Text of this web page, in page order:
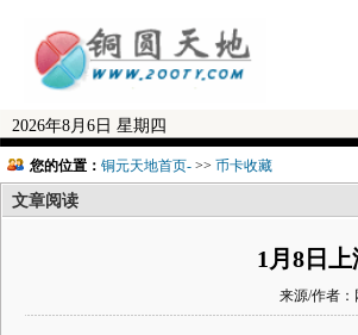
2026年8月6日 星期四
您的位置： 铜元天地首页- >> 币卡收藏
文章阅读
1月8日
来源/作者：